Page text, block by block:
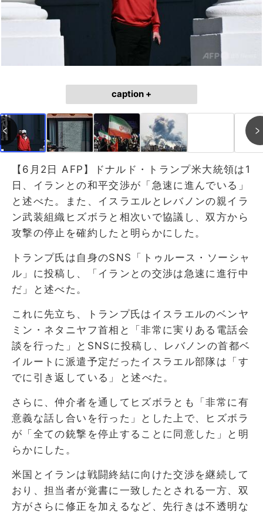
caption +
【6月2日 AFP】ドナルド・トランプ米大統領は1
日、イランとの和平交渉が「急速に進んでいる」
と述べた。また、イスラエルとレバノンの親イラ
ン武装組織ヒズボラと相次いで協議し、双方から
攻撃の停止を確約したと明らかにした。
トランプ氏は自身のSNS「トゥルース・ソーシャ
ル」に投稿し、「イランとの交渉は急速に進行中
だ」と述べた。
これに先立ち、トランプ氏はイスラエルのベンヤ
ミン・ネタニヤフ首相と「非常に実りある電話会
談を行った」とSNSに投稿し、レバノンの首都ベ
イルー​トに派遣予定だったイスラエル部隊は「す
でに引き返して‌いる」⁠と述べた。
さらに、仲介者を通してヒズボラとも「非常に有
意義な話し合いを行った」とした上で、ヒズボラ
が「全ての銃撃を停止することに同意した」と明
らかにした。
米国とイランは戦闘終結に向けた交渉を継続して
おり、担当者が覚書に一致したとされる一方、双
方がさらに修正を加えるなど、先行きは不透明な